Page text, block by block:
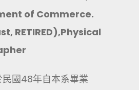
of Commerce.
RETIRED),Physical
國48年自本系畢業